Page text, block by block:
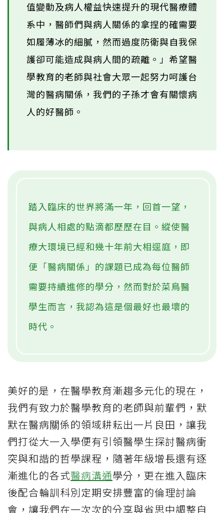
值變動及病人權益快速提升的現代醫療體
系中，醫師們與病人關係的拿捏的確需要
如履薄冰的細膩，然而過度防衛與自我保
護卻可能造成與病人間的疏離。」希望醫
學教育的老師與社會大眾一起努力呵護台
灣的醫病關係，我們的子孫才會有關懷病
人的好醫師。
踏入臨床的世界將滿一年，回首一望，
與病人相處的點滴都歷歷在目。縱使醫
療大環境已經和幾十年前大相逕庭，即
便「醫病關係」的課題已成為每位醫師
需要持續進修的學分，然而對於菜鳥醫
學生而言，我認為這是個最好也最壞的
時代。
美好的是，在醫學教育漸趨多元化的現在，
我們有致力於醫學教育的老師與前輩們，默
默在醫病關係的領域耕耘出一片良田，讓我
們打從大一入學便有引領醫學生探討醫病衝
突與和諧的哲學課程，隨著年級增長還有逐
漸進化的各式醫病溝通學分，更在進入臨床
後配合輪訓科別定期安排豐富的倫理討論
會，讓我們在一次次的分享與省思中調整自